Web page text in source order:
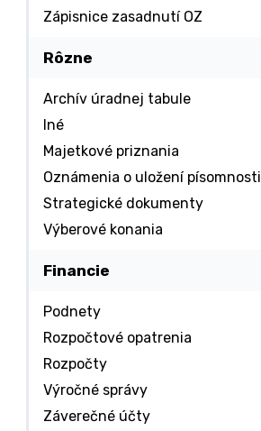
Zápisnice zasadnutí OZ
Rôzne
Archív úradnej tabule
Iné
Majetkové priznania
Oznámenia o uložení písomnosti
Strategické dokumenty
Výberové konania
Financie
Podnety
Rozpočtové opatrenia
Rozpočty
Výročné správy
Záverečné účty